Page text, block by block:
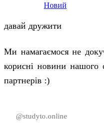
Новий
давай дружити
Ми намагаємося не
корисні новини нашого
партнерів :)